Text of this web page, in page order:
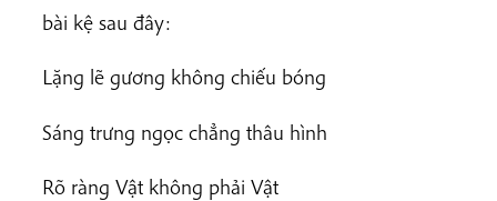
bài kệ sau đây:
Lặng lẽ gương không chiếu bóng
Sáng trưng ngọc chẳng thâu hình
Rõ ràng Vật không phải Vật